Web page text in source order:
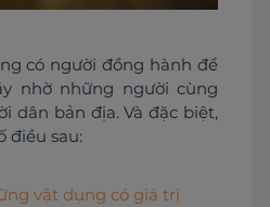
có người đồng hành để
nhờ những người cùng
dân bản địa. Và đặc biệt,
điều sau:
vật dụng có giá trị